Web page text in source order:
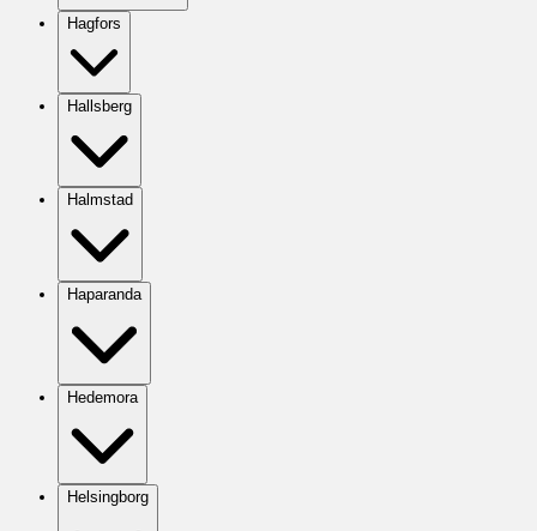
Hagfors
Hallsberg
Halmstad
Haparanda
Hedemora
Helsingborg